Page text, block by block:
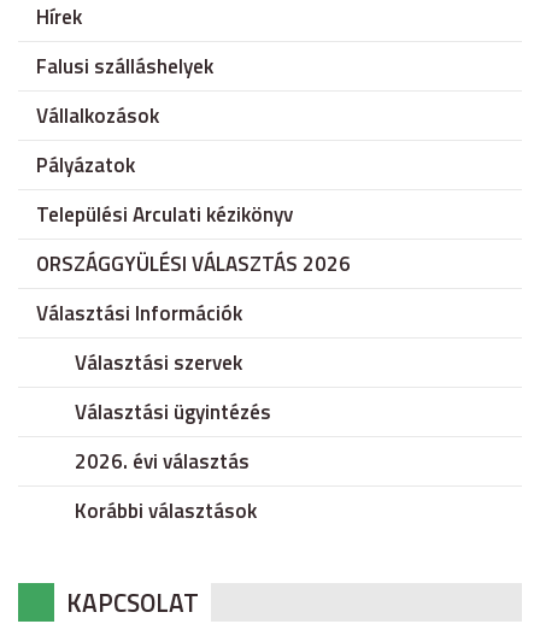
Hírek
Falusi szálláshelyek
Vállalkozások
Pályázatok
Települési Arculati kézikönyv
ORSZÁGGYÜLÉSI VÁLASZTÁS 2026
Választási Információk
Választási szervek
Választási ügyintézés
2026. évi választás
Korábbi választások
KAPCSOLAT